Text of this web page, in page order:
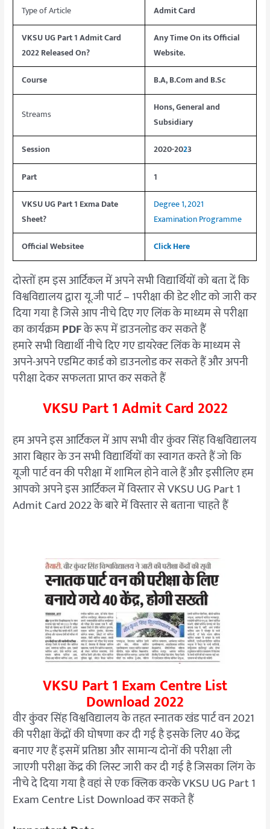
Type of Article Admit Card
VKSU UG Part 1 Admit Card
2022 Released On?
Any Time On its Official
Website.
Course B.A, B.Com and B.Sc
Streams
Hons, General and
Subsidiary
Session 2020-2023
Part 1
VKSU UG Part 1 Exma Date
Sheet?
Degree 1, 2021
Examination Programme
Official Websitee Click Here
दोस्तों हम इस आर्टिकल में अपने सभी विद्यार्थियों को बता दें कि
विश्वविद्यालय द्वारा यू.जी पार्ट – 1परीक्षा की डेट शीट को जारी कर
दिया गया है जिसे आप नीचे दिए गए लिंक के माध्यम से परीक्षा
का कार्यक्रमPDFके रूप में डाउनलोड कर सकते हैं
हमारे सभी विद्यार्थी नीचे दिए गए डायरेक्ट लिंक के माध्यम से
अपने-अपने एडमिट कार्ड को डाउनलोड कर सकते हैं और अपनी
परीक्षा देकर सफलता प्राप्त कर सकते हैं
VKSU Part 1 Admit Card 2022
हम अपने इस आर्टिकल में आप सभी वीर कुंवर सिंह विश्वविद्यालय
आरा बिहार के उन सभी विद्यार्थियों का स्वागत करते हैं जो कि
यूजी पार्ट वन की परीक्षा में शामिल होने वाले हैं और इसीलिए हम
आपको अपने इस आर्टिकल में विस्तार से VKSU UG Part 1
Admit Card 2022 के बारे में विस्तार से बताना चाहते हैं
VKSU Part 1 Exam Centre List
Download 2022
वीर कुंवर सिंह विश्वविद्यालय के तहत स्नातक खंड पार्ट वन 2021
की परीक्षा केंद्रों की घोषणा कर दी गई है इसके लिए 40 केंद्र
बनाए गए हैं इसमें प्रतिष्ठा और सामान्य दोनों की परीक्षा ली
जाएगी परीक्षा केंद्र की लिस्ट जारी कर दी गई है जिसका लिंग के
नीचे दे दिया गया है वहां से एक क्लिक करके VKSU UG Part 1
Exam Centre List Download कर सकते हैं